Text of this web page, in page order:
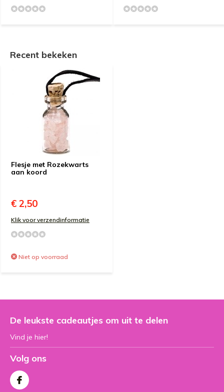
Recent bekeken
Flesje met Rozekwarts
aan koord
€ 2,50
Klik voor verzendinformatie
Niet op voorraad
De leukste cadeautjes om uit te delen
Vind je hier!
Volg ons